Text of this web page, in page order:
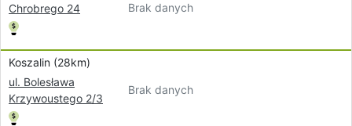
Chrobrego 24
Brak danych
Koszalin (28km)
ul. Bolesława
Krzywoustego 2/3
Brak danych